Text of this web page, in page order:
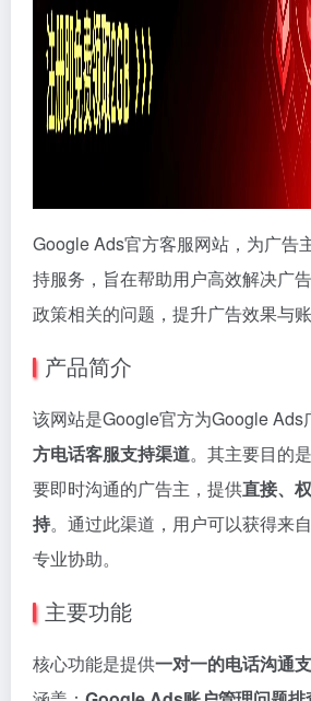
Google Ads官方客服网站，为广告
持服务，旨在帮助用户高效解决广
政策相关的问题，提升广告效果与账
产品简介
该网站是Google官方为Google Ads
方电话客服支持渠道。其主要目的
要即时沟通的广告主，提供直接、
持。通过此渠道，用户可以获得来
专业协助。
主要功能
核心功能是提供一对一的电话沟通